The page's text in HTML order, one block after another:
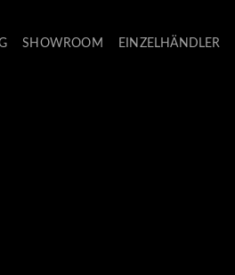
SHOWROOM EINZELHÄNDLER